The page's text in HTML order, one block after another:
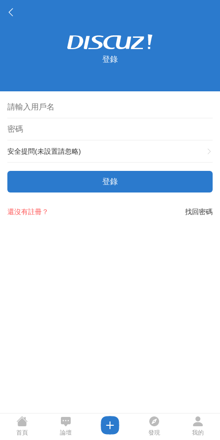
登錄
安全提問(未設置請忽略)
登錄
找回密碼
還沒有註冊？
首頁 論壇 發現 我的